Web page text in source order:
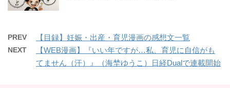
PREV 【目録】妊娠・出産・育児漫画の感想文一覧
NEXT
【WEB漫画】『いい年ですが…私、育児に自信がも
てません（汗）』（海埜ゆうこ）日経Dualで連載開始